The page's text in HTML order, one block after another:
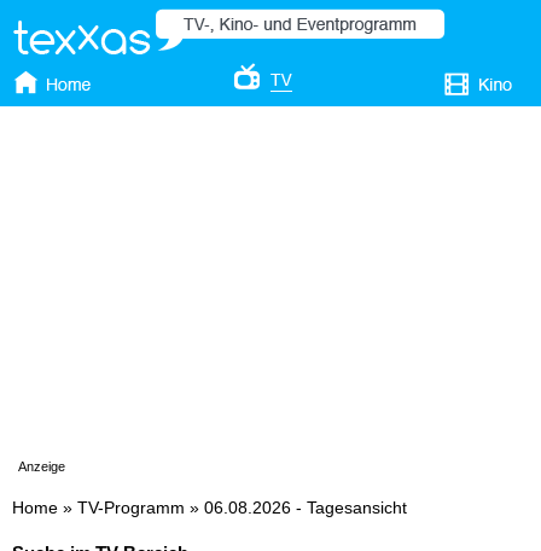
Anzeige
Home » TV-Programm » 06.08.2026 - Tagesansicht